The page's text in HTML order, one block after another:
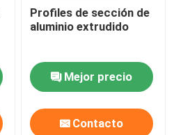
Profiles de sección de
aluminio extrudido
Mejor precio
Contacto